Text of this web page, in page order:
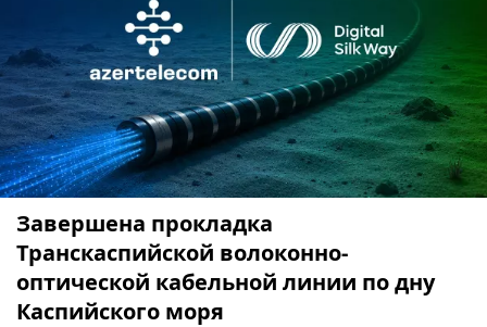
Завершена прокладка
Транскаспийской волоконно-
оптической кабельной линии по дну
Каспийского моря